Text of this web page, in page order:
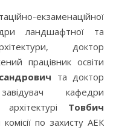
екзаменаційної
ландшафтної та
доктор
працівник освіти
та доктор
кафедри
Товбич
по захисту АЕК